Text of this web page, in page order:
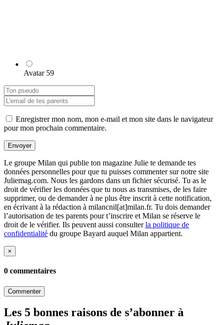
Avatar 59
Enregistrer mon nom, mon e-mail et mon site dans le navigateur
pour mon prochain commentaire.
Envoyer
Le groupe Milan qui publie ton magazine Julie te demande tes
données personnelles pour que tu puisses commenter sur notre site
Juliemag.com. Nous les gardons dans un fichier sécurisé. Tu as le
droit de vérifier les données que tu nous as transmises, de les faire
supprimer, ou de demander à ne plus être inscrit à cette notification,
en écrivant à la rédaction à milancnil[at]milan.fr. Tu dois demander
l’autorisation de tes parents pour t’inscrire et Milan se réserve le
droit de le vérifier. Ils peuvent aussi consulterla politique de
confidentialité du groupe Bayard auquel Milan appartient.
×
0 commentaires
Commenter
Les 5 bonnes raisons de s’abonner à